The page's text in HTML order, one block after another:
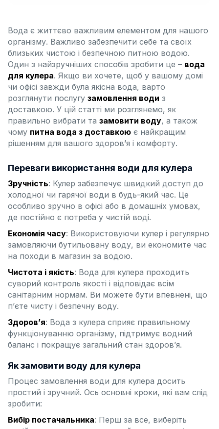
Вода є життєво важливим елементом для нашого
організму. Важливо забезпечити себе та своїх
близьких чистою і безпечною питною водою.
Один з найзручніших способів зробити це – вода
для кулера. Якщо ви хочете, щоб у вашому домі
чи офісі завжди була якісна вода, варто
розглянути послугу замовлення води з
доставкою. У цій статті ми розглянемо, як
правильно вибрати та замовити воду, а також
чому питна вода з доставкою є найкращим
рішенням для вашого здоров’я і комфорту.
Переваги використання води для кулера
Зручність: Кулер забезпечує швидкий доступ до
холодної чи гарячої води в будь-який час. Це
особливо зручно в офісі або в домашніх умовах,
де постійно є потреба у чистій воді.
Економія часу: Використовуючи кулер і регулярно
замовляючи бутильовану воду, ви економите час
на походи в магазин за водою.
Чистота і якість: Вода для кулера проходить
суворий контроль якості і відповідає всім
санітарним нормам. Ви можете бути впевнені, що
п’єте чисту і безпечну воду.
Здоров’я: Вода з кулера сприяє правильному
функціонуванню організму, підтримує водний
баланс і покращує загальний стан здоров’я.
Як замовити воду для кулера
Процес замовлення води для кулера досить
простий і зручний. Ось основні кроки, які вам слід
зробити:
Вибір постачальника: Перш за все, виберіть